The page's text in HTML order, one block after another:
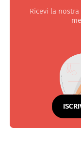
Ricevi la